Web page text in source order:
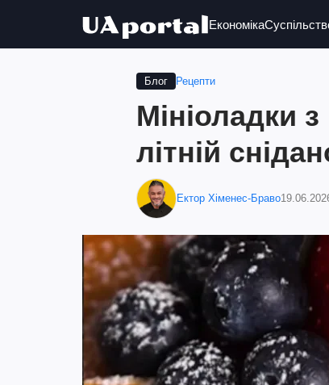
Економіка
Блог Рецепти
Мініоладки
літній
Ектор Хіменес-Браво